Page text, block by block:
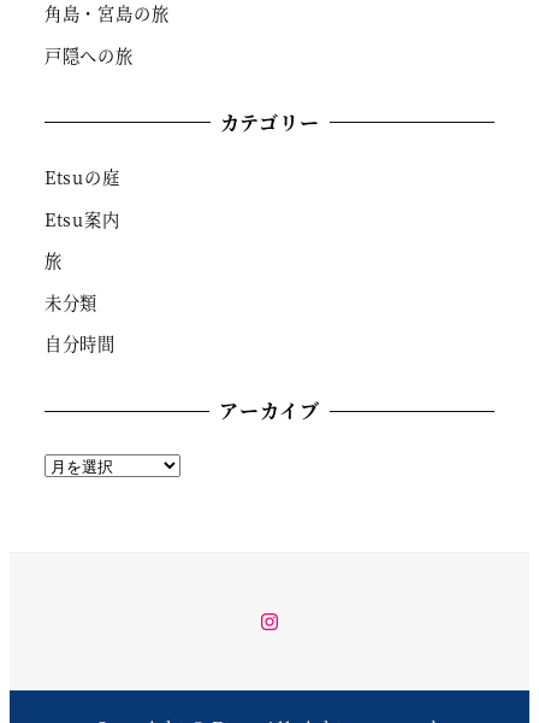
角島・宮島の旅
戸隠への旅
カテゴリー
Etsuの庭
Etsu案内
旅
未分類
自分時間
アーカイブ
ア
instagram